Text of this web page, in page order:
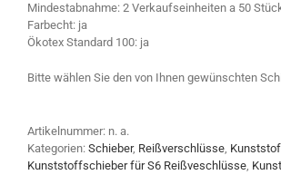
Mindestabnahme: 2 Verkaufseinheiten a 50
Farbecht: ja
Ökotex Standard 100: ja
Bitte wählen Sie den von Ihnen gewünschten
Artikelnummer: n. a.
Kategorien: Schieber, Reißverschlüsse,
Kunststoffschieber für S6 Reißveschlüsse,